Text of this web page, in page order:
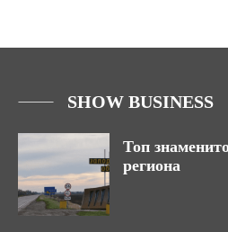
SHOW BUSINESS
Топ
региона